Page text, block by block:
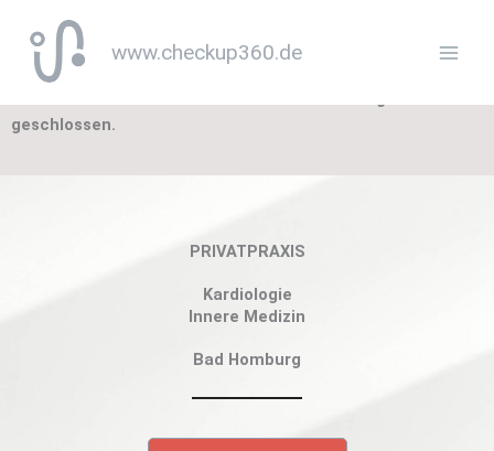
Inhalt
springen
www.checkup360.de
PRAXISURLAUB
geschlossen.
PRIVATPRAXIS
Kardiologie
Innere Medizin
Bad Homburg